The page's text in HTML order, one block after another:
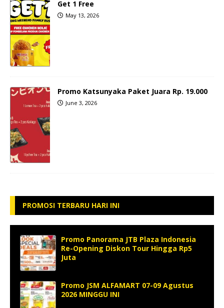
Get 1 Free
May 13, 2026
Promo Katsunyaka Paket Juara Rp. 19.000
June 3, 2026
PROMOSI TERBARU HARI INI
Promo Panorama JTB Plaza Indonesia
Re-Opening Diskon Tour Hingga Rp5
Juta
Promo JSM ALFAMART 07-09 Agustus
2026 MINGGU INI